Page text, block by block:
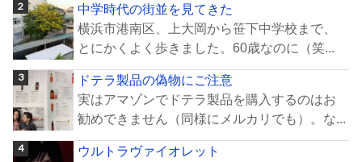
中学時代の街並を見てきた
横浜市港南区、上大岡から笹下中学校まで、
とにかくよく歩きました。60歳なのに（笑...
ドテラ製品の偽物にご注意
実はアマゾンでドテラ製品を購入するのはお
勧めできません（同様にメルカリでも）。な...
ウルトラヴァイオレット